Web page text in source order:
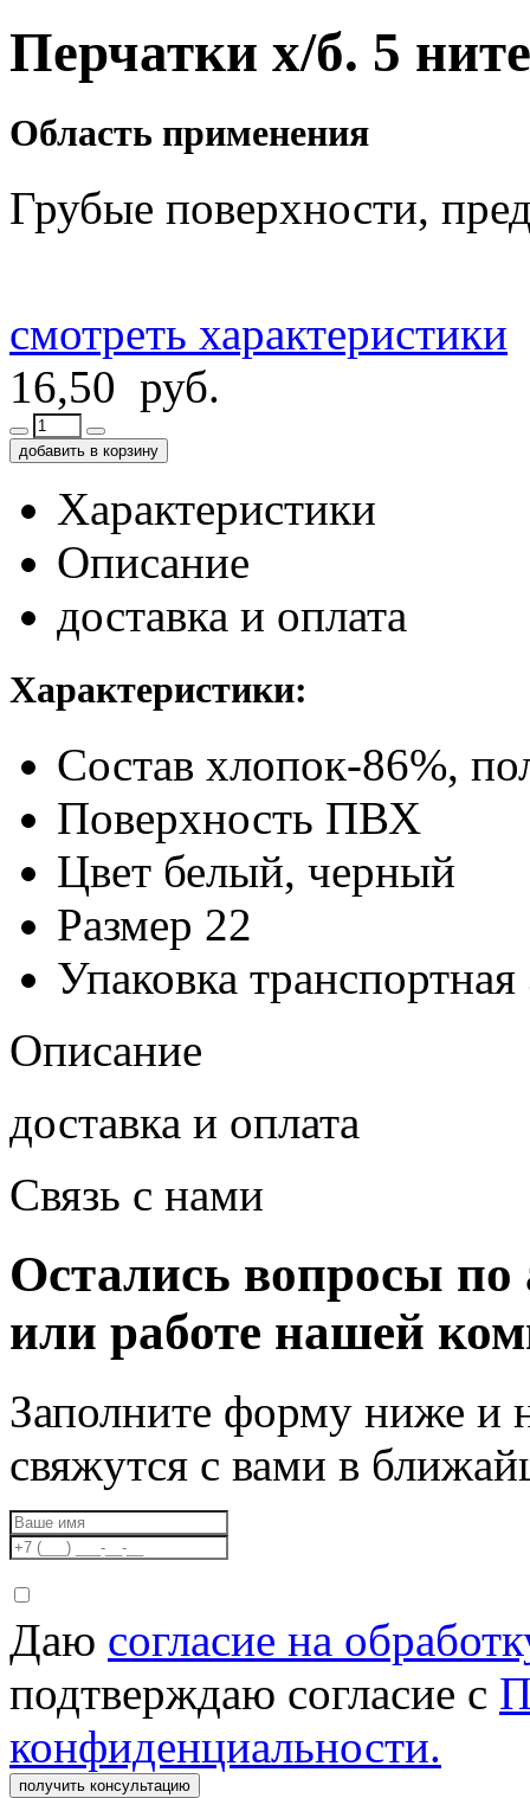
Перчатки х/б. 5
Область применения
Грубые поверхности,
смотреть характеристики
16,50 руб.
добавить в корзину
Характеристики
Описание
доставка и оплата
Характеристики:
Состав хлопок-86%,
Поверхность ПВХ
Цвет белый, черный
Размер 22
Упаковка транспортная
Описание
доставка и оплата
Связь с нами
Остались вопросы по
или работе нашей
Заполните форму ниже и
свяжутся с вами в
Даю согласие на
подтверждаю согласие с
конфиденциальности.
получить консультацию